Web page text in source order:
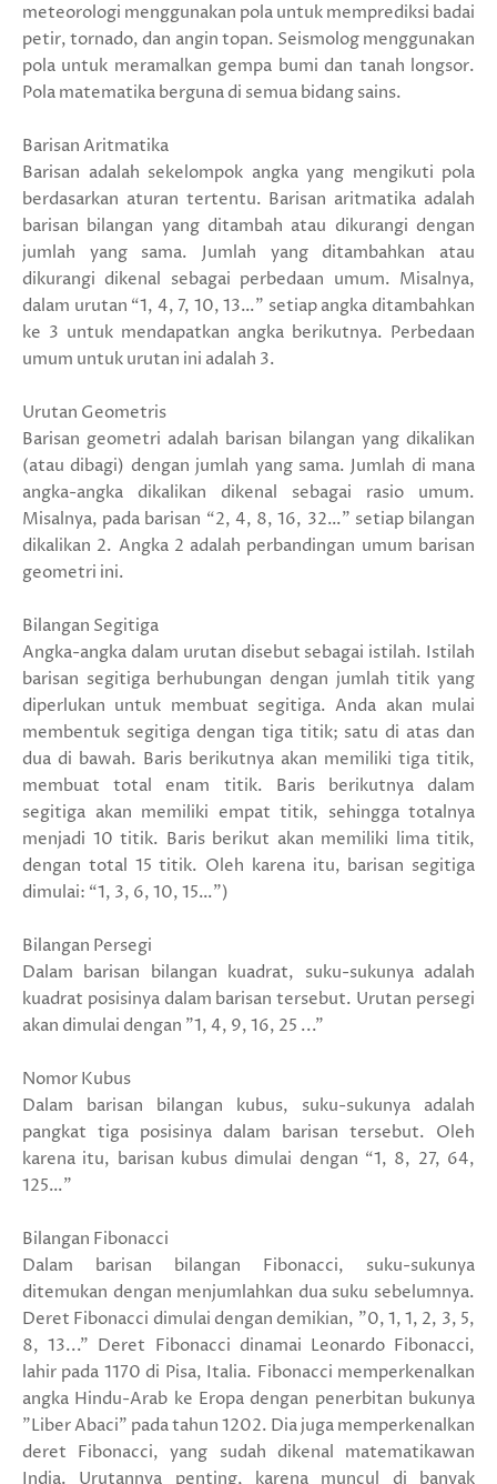
meteorologi menggunakan pola untuk memprediksi badai
petir, tornado, dan angin topan. Seismolog menggunakan
pola untuk meramalkan gempa bumi dan tanah longsor.
Pola matematika berguna di semua bidang sains.
Barisan Aritmatika
Barisan adalah sekelompok angka yang mengikuti pola
berdasarkan aturan tertentu. Barisan aritmatika adalah
barisan bilangan yang ditambah atau dikurangi dengan
jumlah yang sama. Jumlah yang ditambahkan atau
dikurangi dikenal sebagai perbedaan umum. Misalnya,
dalam urutan “1, 4, 7, 10, 13…” setiap angka ditambahkan
ke 3 untuk mendapatkan angka berikutnya. Perbedaan
umum untuk urutan ini adalah 3.
Urutan Geometris
Barisan geometri adalah barisan bilangan yang dikalikan
(atau dibagi) dengan jumlah yang sama. Jumlah di mana
angka-angka dikalikan dikenal sebagai rasio umum.
Misalnya, pada barisan “2, 4, 8, 16, 32…” setiap bilangan
dikalikan 2. Angka 2 adalah perbandingan umum barisan
geometri ini.
Bilangan Segitiga
Angka-angka dalam urutan disebut sebagai istilah. Istilah
barisan segitiga berhubungan dengan jumlah titik yang
diperlukan untuk membuat segitiga. Anda akan mulai
membentuk segitiga dengan tiga titik; satu di atas dan
dua di bawah. Baris berikutnya akan memiliki tiga titik,
membuat total enam titik. Baris berikutnya dalam
segitiga akan memiliki empat titik, sehingga totalnya
menjadi 10 titik. Baris berikut akan memiliki lima titik,
dengan total 15 titik. Oleh karena itu, barisan segitiga
dimulai: “1, 3, 6, 10, 15…”)
Bilangan Persegi
Dalam barisan bilangan kuadrat, suku-sukunya adalah
kuadrat posisinya dalam barisan tersebut. Urutan persegi
akan dimulai dengan "1, 4, 9, 16, 25 ..."
Nomor Kubus
Dalam barisan bilangan kubus, suku-sukunya adalah
pangkat tiga posisinya dalam barisan tersebut. Oleh
karena itu, barisan kubus dimulai dengan “1, 8, 27, 64,
125…”
Bilangan Fibonacci
Dalam barisan bilangan Fibonacci, suku-sukunya
ditemukan dengan menjumlahkan dua suku sebelumnya.
Deret Fibonacci dimulai dengan demikian, "0, 1, 1, 2, 3, 5,
8, 13..." Deret Fibonacci dinamai Leonardo Fibonacci,
lahir pada 1170 di Pisa, Italia. Fibonacci memperkenalkan
angka Hindu-Arab ke Eropa dengan penerbitan bukunya
"Liber Abaci" pada tahun 1202. Dia juga memperkenalkan
deret Fibonacci, yang sudah dikenal matematikawan